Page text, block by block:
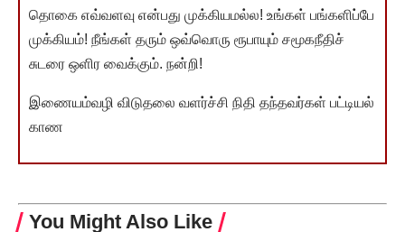
தொகை எவ்வளவு என்பது முக்கியமல்ல! உங்கள் பங்களிப்பே
முக்கியம்! நீங்கள் தரும் ஒவ்வொரு ரூபாயும் சமூகநீதிச்
சுடரை ஒளிர வைக்கும். நன்றி!
இணையம்வழி விடுதலை வளர்ச்சி நிதி தந்தவர்கள் பட்டியல்
காண
You Might Also Like